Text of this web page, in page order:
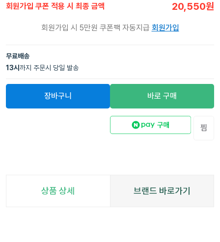
회원가입 쿠폰 적용 시 최종 금액 20,550원
회원가입 시 5만원 쿠폰팩 자동지급 회원가입
무료배송
13시 까지 주문시 당일 발송
장바구니 바로 구매
찜
상품 상세 브랜드 바로가기